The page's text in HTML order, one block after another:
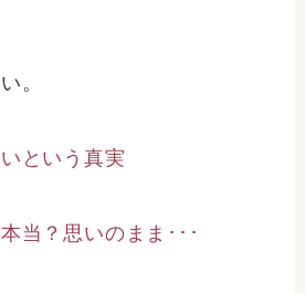
。
という真実
当？思いのまま･･･